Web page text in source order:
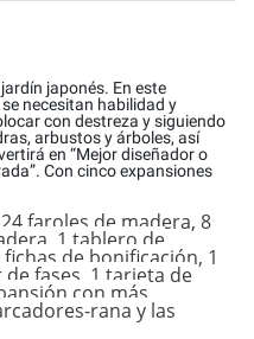
japonés. En este
necesitan habilidad y
con destreza y siguiendo
arbustos y árboles, así
en “Mejor diseñador o
Con cinco expansiones
faroles de madera, 8
1 tablero de
de bonificación, 1
fases, 1 tarjeta de
con más
rana y las